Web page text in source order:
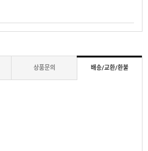
상품문의 배송/교환/환불